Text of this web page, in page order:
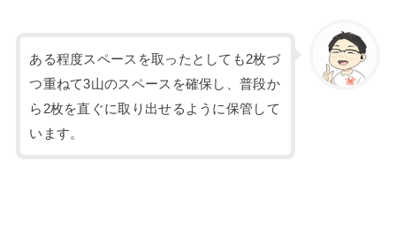
ある程度スペースを取ったとしても2枚づ
つ重ねて3山のスペースを確保し、普段か
ら2枚を直ぐに取り出せるように保管して
います。